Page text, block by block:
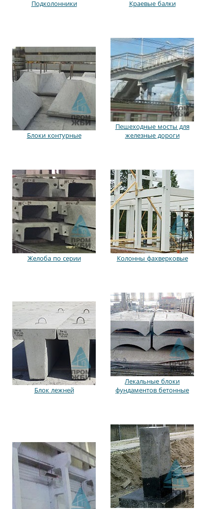
Подколонники Краевые балки
Блоки контурные
Пешеходные мосты для
железные дороги
Желоба по серии Колонны фахверковые
Блок лежней
Лекальные блоки
фундаментов бетонные